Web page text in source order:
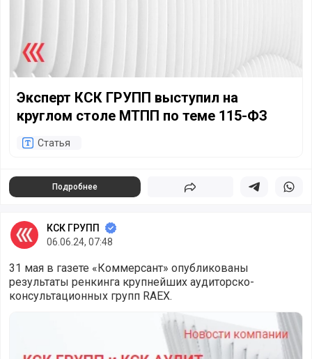
Эксперт КСК ГРУПП выступил на
круглом столе МТПП по теме 115-ФЗ
Статья
Подробнее Поделиться Поделиться в
КСК ГРУПП
06.06.24, 07:48
31 мая в газете «Коммерсант» опубликованы
результаты ренкинга крупнейших аудиторско-
консультационных групп RAEX.
КСК ГРУПП и КСК АУДИТ занимают лидирующие